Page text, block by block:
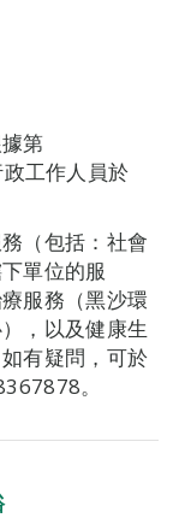
第
工作人員於
（包括：社會
單位的服
服務（黑沙環
，以及健康生
有疑問，可於
。